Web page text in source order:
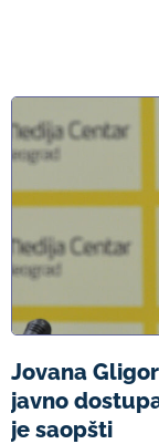
Jovana
javno
je saopšti